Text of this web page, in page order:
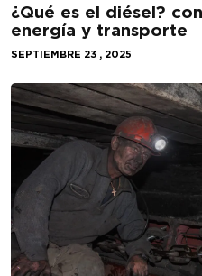
¿Qué es el diésel?
energía y transporte
SEPTIEMBRE 23 , 2025